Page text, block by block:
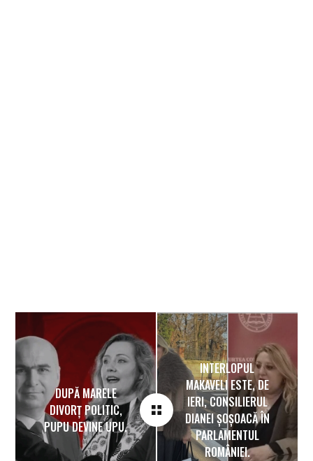
DUPĂ MARELE
DIVORȚ POLITIC,
PUPU DEVINE UPU.
INTERLOPUL
MAKAVELI ESTE, DE
IERI, CONSILIERUL
DIANEI ȘOȘOACĂ ÎN
PARLAMENTUL
ROMÂNIEI.